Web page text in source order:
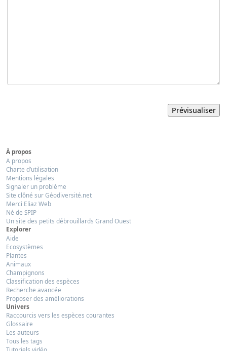
À propos
A propos
Charte d’utilisation
Mentions légales
Signaler un problème
Site clôné sur Géodiversité.net
Merci Eliaz Web
Né de SPIP
Un site des petits débrouillards Grand Ouest
Explorer
Aide
Ecosystèmes
Plantes
Animaux
Champignons
Classification des espèces
Recherche avancée
Proposer des améliorations
Univers
Raccourcis vers les espèces courantes
Glossaire
Les auteurs
Tous les tags